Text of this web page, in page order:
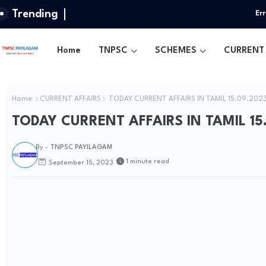
Trending
Home TNPSC SCHEMES CURRENT
Home CURRENT AFFAIRS TODAY CURRENT AFFAIRS IN TAMIL
TODAY CURRENT AFFAIRS IN TAMIL
By - TNPSC PAYILAGAM
September 15, 2023 1 minute read